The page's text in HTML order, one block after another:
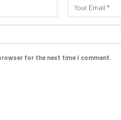
for the next time I comment.